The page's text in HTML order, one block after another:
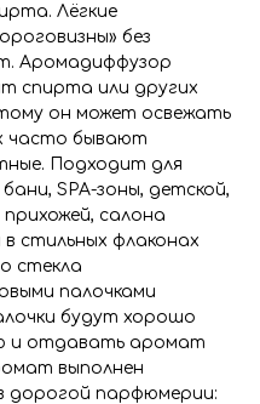
Лёгкие
без
Аромадиффузор
спирта или других
он может освежать
часто бывают
Подходит для
SPA-зоны, детской,
салона
стильных флаконах
стекла
палочками
будут хорошо
и отдавать аромат
выполнен
дорогой парфюмерии: